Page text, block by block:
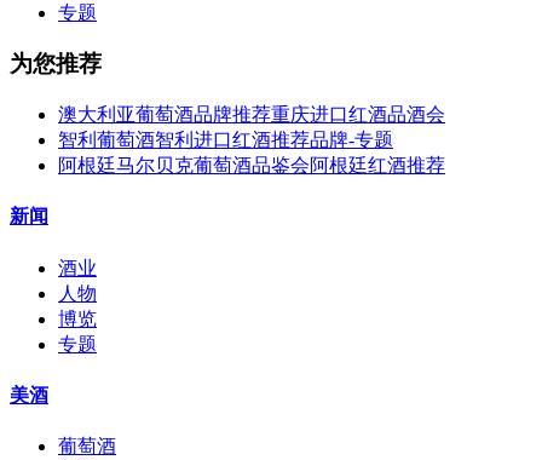
专题
为您推荐
澳大利亚葡萄酒品牌推荐重庆进口红酒品酒会
智利葡萄酒智利进口红酒推荐品牌-专题
阿根廷马尔贝克葡萄酒品鉴会阿根廷红酒推荐
新闻
酒业
人物
博览
专题
美酒
葡萄酒